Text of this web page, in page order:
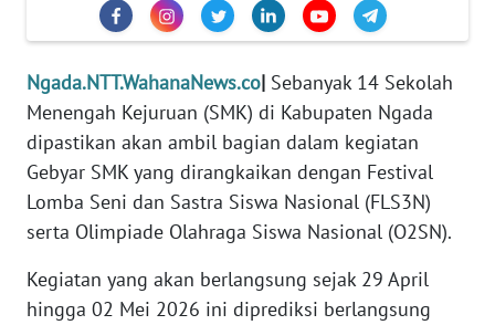
Ngada.NTT.WahanaNews.co| Sebanyak 14 Sekolah
Menengah Kejuruan (SMK) di Kabupaten Ngada
dipastikan akan ambil bagian dalam kegiatan
Gebyar SMK yang dirangkaikan dengan Festival
Lomba Seni dan Sastra Siswa Nasional (FLS3N)
serta Olimpiade Olahraga Siswa Nasional (O2SN).
Kegiatan yang akan berlangsung sejak 29 April
hingga 02 Mei 2026 ini diprediksi berlangsung
INFO
TENTANG
KAMI
PEDOMAN
MEDIA
REDAKSI